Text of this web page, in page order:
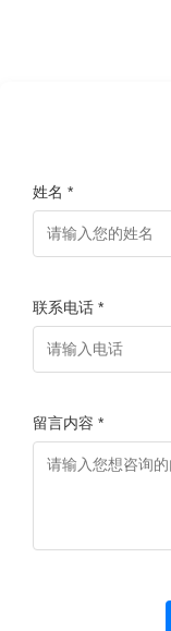
姓名 *
联系电话 *
留言内容 *